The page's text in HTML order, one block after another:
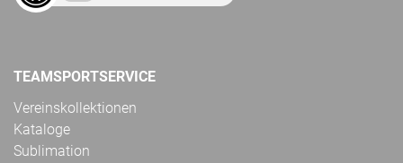
TEAMSPORTSERVICE
Vereinskollektionen
Kataloge
Sublimation